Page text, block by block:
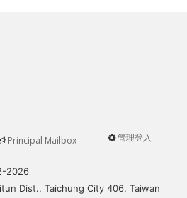
User
管理登入
Principal Mailbox
2026
Dist., Taichung City 406, Taiwan